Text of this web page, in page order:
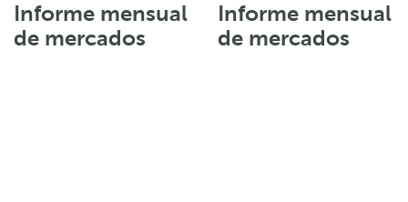
Informe mensual
de mercados
Informe mensual
de mercados